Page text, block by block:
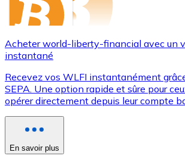
Acheter world-liberty-financial avec un
instantané
Recevez vos WLFI instantanément
SEPA. Une option rapide et sûre pour
opérer directement depuis leur compte
En savoir plus